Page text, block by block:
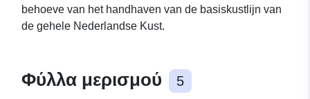
behoeve van het handhaven van de basiskustlijn van
de gehele Nederlandse Kust.
Φύλλα μερισμού 5